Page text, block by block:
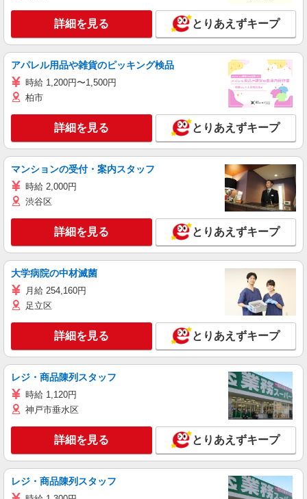
詳細を見る とりあえずキープ
アパレル用品や雑貨のピッキング検品
時給 1,200円〜1,500円
柏市
詳細を見る とりあえずキープ
マンションの受付・案内スタッフ
時給 2,000円
渋谷区
詳細を見る とりあえずキープ
大学病院の中材滅菌
月給 254,160円
足立区
詳細を見る とりあえずキープ
レジ・商品陳列スタッフ
時給 1,120円
神戸市垂水区
詳細を見る とりあえずキープ
レジ・商品陳列スタッフ